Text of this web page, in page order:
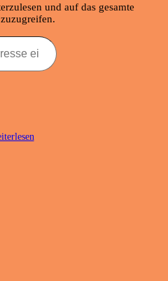
und auf das gesamte